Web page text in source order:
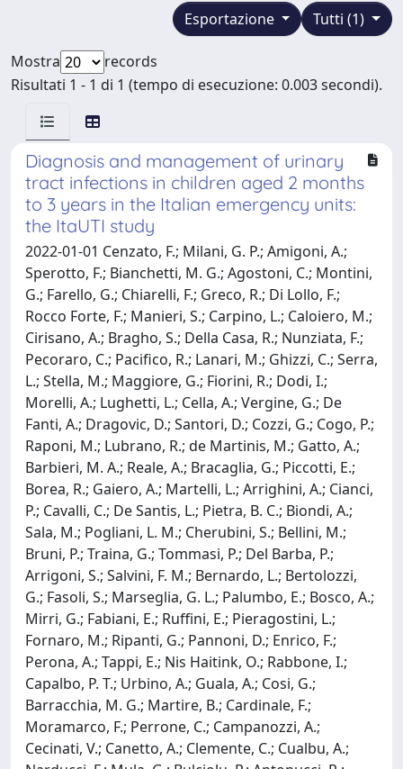
Tutti (1)
Esportazione
Mostra
records
Risultati 1 - 1 di 1 (tempo di esecuzione: 0.003 secondi).
Diagnosis and management of urinary
tract infections in children aged 2 months
to 3 years in the Italian emergency units:
the ItaUTI study
2022-01-01 Cenzato, F.; Milani, G. P.; Amigoni, A.;
Sperotto, F.; Bianchetti, M. G.; Agostoni, C.; Montini,
G.; Farello, G.; Chiarelli, F.; Greco, R.; Di Lollo, F.;
Rocco Forte, F.; Manieri, S.; Carpino, L.; Caloiero, M.;
Cirisano, A.; Bragho, S.; Della Casa, R.; Nunziata, F.;
Pecoraro, C.; Pacifico, R.; Lanari, M.; Ghizzi, C.; Serra,
L.; Stella, M.; Maggiore, G.; Fiorini, R.; Dodi, I.;
Morelli, A.; Lughetti, L.; Cella, A.; Vergine, G.; De
Fanti, A.; Dragovic, D.; Santori, D.; Cozzi, G.; Cogo, P.;
Raponi, M.; Lubrano, R.; de Martinis, M.; Gatto, A.;
Barbieri, M. A.; Reale, A.; Bracaglia, G.; Piccotti, E.;
Borea, R.; Gaiero, A.; Martelli, L.; Arrighini, A.; Cianci,
P.; Cavalli, C.; De Santis, L.; Pietra, B. C.; Biondi, A.;
Sala, M.; Pogliani, L. M.; Cherubini, S.; Bellini, M.;
Bruni, P.; Traina, G.; Tommasi, P.; Del Barba, P.;
Arrigoni, S.; Salvini, F. M.; Bernardo, L.; Bertolozzi,
G.; Fasoli, S.; Marseglia, G. L.; Palumbo, E.; Bosco, A.;
Mirri, G.; Fabiani, E.; Ruffini, E.; Pieragostini, L.;
Fornaro, M.; Ripanti, G.; Pannoni, D.; Enrico, F.;
Perona, A.; Tappi, E.; Nis Haitink, O.; Rabbone, I.;
Capalbo, P. T.; Urbino, A.; Guala, A.; Cosi, G.;
Barracchia, M. G.; Martire, B.; Cardinale, F.;
Moramarco, F.; Perrone, C.; Campanozzi, A.;
Cecinati, V.; Canetto, A.; Clemente, C.; Cualbu, A.;